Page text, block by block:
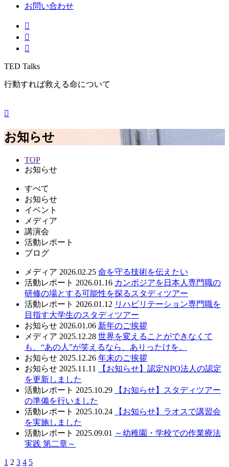
お問い合わせ
TED Talks
行動すれば救える命について
お知らせ
TOP
お知らせ
すべて
お知らせ
イベント
メディア
講演会
活動レポート
ブログ
メディア 2026.02.25 命を守る技術を伝えたい
活動レポート 2026.01.16 カンボジアを日本人専門職の
研修の場とする可能性を探るスタディツアー
活動レポート 2026.01.12 リハビリテーション専門職を
目指す大学生のスタディツアー
お知らせ 2026.01.06 新年のご挨拶
メディア 2025.12.28 世界を変えることができなくて
も、“あの人”が笑えるなら、ありったけを。
お知らせ 2025.12.26 年末のご挨拶
お知らせ 2025.11.11
【お知らせ】認定NPO法人の認定
を更新しました
活動レポート 2025.10.29
【お知らせ】スタディツアー
の準備を行いました
活動レポート 2025.10.24
【お知らせ】ラオスで講習会
を実施しました
活動レポート 2025.09.01 ～幼稚園・学校での作業療法
実践 第二章～
1 2 3 4 5